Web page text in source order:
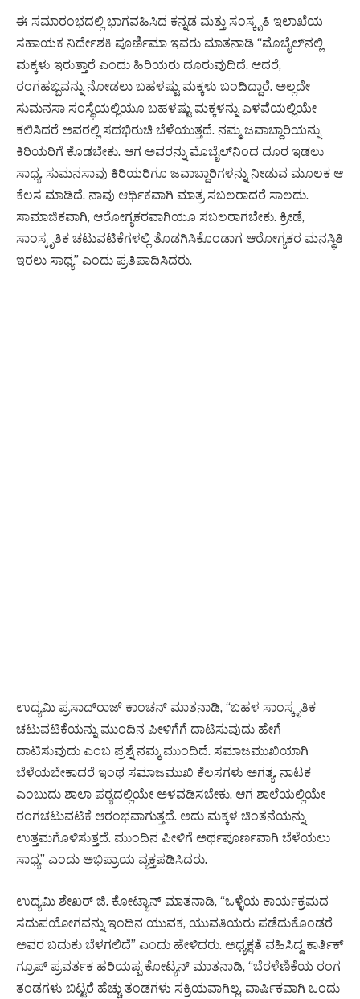
ಈ ಸಮಾರಂಭದಲ್ಲಿ ಭಾಗವಹಿಸಿದ ಕನ್ನಡ ಮತ್ತು ಸಂಸ್ಕೃತಿ ಇಲಾಖೆಯ
ಸಹಾಯಕ ನಿರ್ದೇಶಕಿ ಪೂರ್ಣಿಮಾ ಇವರು ಮಾತನಾಡಿ “ಮೊಬೈಲ್‌ನಲ್ಲಿ
ಮಕ್ಕಳು ಇರುತ್ತಾರೆ ಎಂದು ಹಿರಿಯರು ದೂರುವುದಿದೆ. ಆದರೆ,
ರಂಗಹಬ್ಬವನ್ನು ನೋಡಲು ಬಹಳಷ್ಟು ಮಕ್ಕಳು ಬಂದಿದ್ದಾರೆ. ಅಲ್ಲದೇ
ಸುಮನಸಾ ಸಂಸ್ಥೆಯಲ್ಲಿಯೂ ಬಹಳಷ್ಟು ಮಕ್ಕಳನ್ನು ಎಳವೆಯಲ್ಲಿಯೇ
ಕಲಿಸಿದರೆ ಅವರಲ್ಲಿ ಸದಭಿರುಚಿ ಬೆಳೆಯುತ್ತದೆ. ನಮ್ಮ ಜವಾಬ್ದಾರಿಯನ್ನು
ಕಿರಿಯರಿಗೆ ಕೊಡಬೇಕು. ಆಗ ಅವರನ್ನು ಮೊಬೈಲ್‌ನಿಂದ ದೂರ ಇಡಲು
ಸಾಧ್ಯ. ಸುಮನಸಾವು ಕಿರಿಯರಿಗೂ ಜವಾಬ್ದಾರಿಗಳನ್ನು ನೀಡುವ ಮೂಲಕ ಆ
ಕೆಲಸ ಮಾಡಿದೆ. ನಾವು ಆರ್ಥಿಕವಾಗಿ ಮಾತ್ರ ಸಬಲರಾದರೆ ಸಾಲದು.
ಸಾಮಾಜಿಕವಾಗಿ, ಆರೋಗ್ಯಕರವಾಗಿಯೂ ಸಬಲರಾಗಬೇಕು. ಕ್ರೀಡೆ,
ಸಾಂಸ್ಕೃತಿಕ ಚಟುವಟಿಕೆಗಳಲ್ಲಿ ತೊಡಗಿಸಿಕೊಂಡಾಗ ಆರೋಗ್ಯಕರ ಮನಸ್ಥಿತಿ
ಇರಲು ಸಾಧ್ಯ” ಎಂದು ಪ್ರತಿಪಾದಿಸಿದರು.
ಉದ್ಯಮಿ ಪ್ರಸಾದ್‌ರಾಜ್‌ ಕಾಂಚನ್‌ ಮಾತನಾಡಿ, “ಬಹಳ ಸಾಂಸ್ಕೃತಿಕ
ಚಟುವಟಿಕೆಯನ್ನು ಮುಂದಿನ ಪೀಳಿಗೆಗೆ ದಾಟಿಸುವುದು ಹೇಗೆ
ದಾಟಿಸುವುದು ಎಂಬ ಪ್ರಶ್ನೆ ನಮ್ಮ ಮುಂದಿದೆ. ಸಮಾಜಮುಖಿಯಾಗಿ
ಬೆಳೆಯಬೇಕಾದರೆ ಇಂಥ ಸಮಾಜಮುಖಿ ಕೆಲಸಗಳು ಅಗತ್ಯ. ನಾಟಕ
ಎಂಬುದು ಶಾಲಾ ಪಠ್ಯದಲ್ಲಿಯೇ ಅಳವಡಿಸಬೇಕು. ಆಗ ಶಾಲೆಯಲ್ಲಿಯೇ
ರಂಗಚಟುವಟಿಕೆ ಆರಂಭವಾಗುತ್ತದೆ. ಅದು ಮಕ್ಕಳ ಚಿಂತನೆಯನ್ನು
ಉತ್ತಮಗೊಳಿಸುತ್ತದೆ. ಮುಂದಿನ ಪೀಳಿಗೆ ಅರ್ಥಪೂರ್ಣವಾಗಿ ಬೆಳೆಯಲು
ಸಾಧ್ಯ” ಎಂದು ಅಭಿಪ್ರಾಯ ವ್ಯಕ್ತಪಡಿಸಿದರು.
ಉದ್ಯಮಿ ಶೇಖರ್‌ ಜಿ. ಕೋಟ್ಯಾನ್‌ ಮಾತನಾಡಿ, “ಒಳ್ಳೆಯ ಕಾರ್ಯಕ್ರಮದ
ಸದುಪಯೋಗವನ್ನು ಇಂದಿನ ಯುವಕ, ಯುವತಿಯರು ಪಡೆದುಕೊಂಡರೆ
ಅವರ ಬದುಕು ಬೆಳಗಲಿದೆ” ಎಂದು ಹೇಳಿದರು. ಅಧ್ಯಕ್ಷತೆ ವಹಿಸಿದ್ದ ಕಾರ್ತಿಕ್‌
ಗ್ರೂಪ್‌ ಪ್ರವರ್ತಕ ಹರಿಯಪ್ಪ ಕೋಟ್ಯನ್ ಮಾತನಾಡಿ, “ಬೆರಳೆಣಿಕೆಯ ರಂಗ
ತಂಡಗಳು ಬಿಟ್ಟರೆ ಹೆಚ್ಚು ತಂಡಗಳು ಸಕ್ರಿಯವಾಗಿಲ್ಲ. ವಾರ್ಷಿಕವಾಗಿ ಒಂದು